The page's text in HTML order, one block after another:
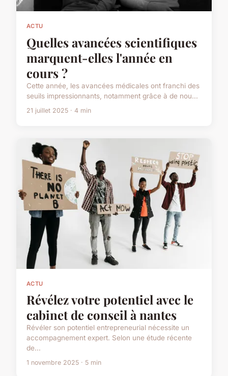
ACTU
Quelles avancées scientifiques
marquent-elles l'année en
cours ?
Cette année, les avancées médicales ont franchi des
seuils impressionnants, notamment grâce à de nou...
21 juillet 2025 · 4 min
ACTU
Révélez votre potentiel avec le
cabinet de conseil à nantes
Révéler son potentiel entrepreneurial nécessite un
accompagnement expert. Selon une étude récente
de...
1 novembre 2025 · 5 min